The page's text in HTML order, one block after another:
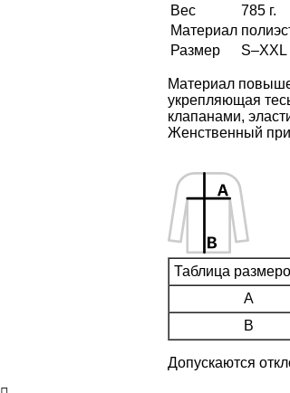
Вес
785 г.
Материал
Размер
S–XXL
Материал
укрепляющая
клапанами,
Женственный
Таблица
A
B
Допускаются